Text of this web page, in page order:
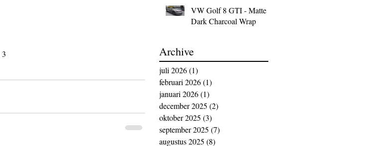
VW Golf 8 GTI - Matte
Dark Charcoal Wrap
Archive
juli 2026(1)
februari 2026(1)
januari 2026(1)
december 2025 (2)
oktober 2025 (3)
september 2025 (7)
augustus 2025 (8)